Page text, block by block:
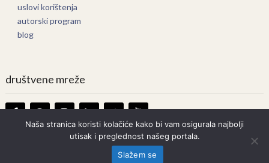
uslovi korištenja
autorski program
blog
društvene mreže
Knjige OnlineCopyright © 2026.
Prava zadržana. Bilo kakvo kopiranje strogo zabranjeno.
Naša stranica koristi kolačiće kako bi vam osigurala najbolji
utisak i preglednost našeg portala.
Slažem se